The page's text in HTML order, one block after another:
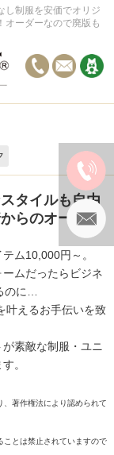
し制服を安価でオリジ
オーダーなので廃版も
タイルも自由
らのオーダー
ム10,000円～。
ムだったらビジネ
のに…
叶えるお手伝いを致
素敵な制服・ユニ
。
、著作権法により認められて
ことは禁止されていますので